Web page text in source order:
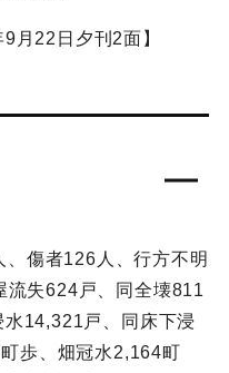
月22日夕刊2面】
傷者126人、行方不明
流失624戸、同全壊811
14,321戸、同床下浸
歩、畑冠水2,164町